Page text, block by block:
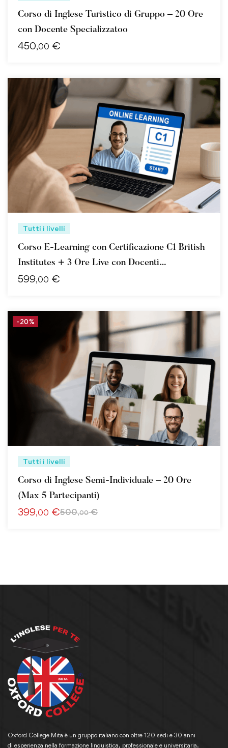
Corso di Inglese Turistico di Gruppo – 20 Ore
con Docente Specializzatoo
450,00 €
Tutti i livelli
Corso E-Learning con Certificazione C1 British
Institutes + 3 Ore Live con Docenti
Specializzati
599,00 €
-20%
Tutti i livelli
Corso di Inglese Semi-Individuale – 20 Ore
(Max 5 Partecipanti)
399,00 €500,00 €
Oxford College Mita è un gruppo italiano con oltre 120 sedi e 30 anni
di esperienza nella formazione linguistica, professionale e universitaria.